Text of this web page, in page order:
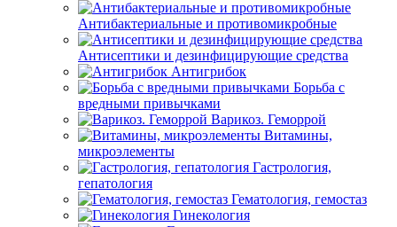
Антибактериальные и противомикробные
Антисептики и дезинфицирующие средства
Антигрибок
Борьба с
вредными привычками
Варикоз. Геморрой
Витамины,
микроэлементы
Гастрология,
гепатология
Гематология, гемостаз
Гинекология